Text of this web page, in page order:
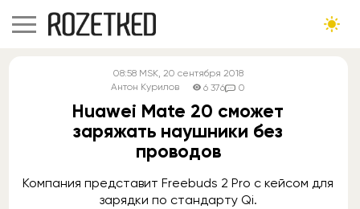
08:58 MSK, 20 сентября 2018
Антон Курилов
6 376 0
Huawei Mate 20 сможет
заряжать наушники без
проводов
Компания представит Freebuds 2 Pro с кейсом для
зарядки по стандарту Qi.